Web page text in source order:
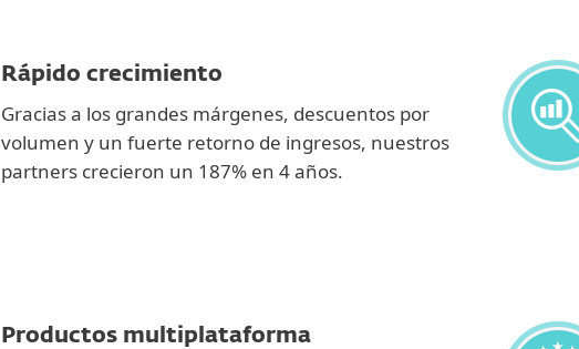
Rápido crecimiento
Gracias a los grandes márgenes, descuentos por
volumen y un fuerte retorno de ingresos, nuestros
partners crecieron un 187% en 4 años.
Productos multiplataforma